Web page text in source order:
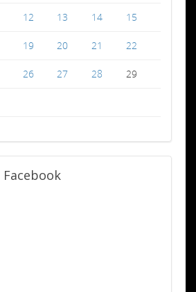
12 13 14 15
19 20 21 22
26 27 28 29
Facebook